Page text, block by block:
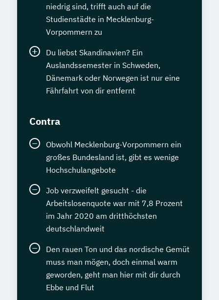
niedrig sind, trifft auch auf die
Studienstädte in Mecklenburg-
Vorpommern zu
Du liebst Skandinavien? Ein
Auslandssemester in Schweden,
Dänemark oder Norwegen ist nur eine
Fährfahrt von dir entfernt
Contra
Obwohl Mecklenburg-Vorpommern ein
großes Bundesland ist, gibt es wenige
Hochschulangebote
Job verzweifelt gesucht - die
Arbeitslosenquote war mit 7,8 Prozent
im Jahr 2020 am dritthöchsten
deutschlandweit
Den rauen Ton und das nordische Gemüt
muss man mögen, doch einmal warm
geworden, geht man hier mit dir durch
Ebbe und Flut